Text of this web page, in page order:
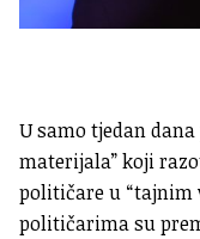
U samo tjedan
materijala” koji
političare u “tajnim
političarima su